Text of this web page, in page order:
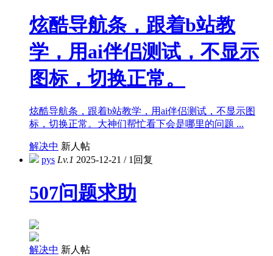
炫酷导航条，跟着b站教
学，用ai伴侣测试，不显示
图标，切换正常。
炫酷导航条，跟着b站教学，用ai伴侣测试，不显示图
标，切换正常。大神们帮忙看下会是哪里的问题 ...
解决中 新人帖
pys Lv.1 2025-12-21 /1回复
507问题求助
解决中 新人帖